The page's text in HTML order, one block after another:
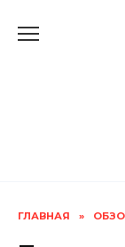
ГЛАВНАЯ »